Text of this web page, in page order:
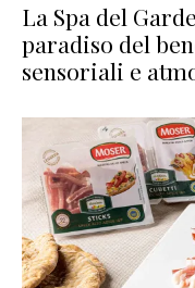
La Spa del
paradiso del
sensoriali e